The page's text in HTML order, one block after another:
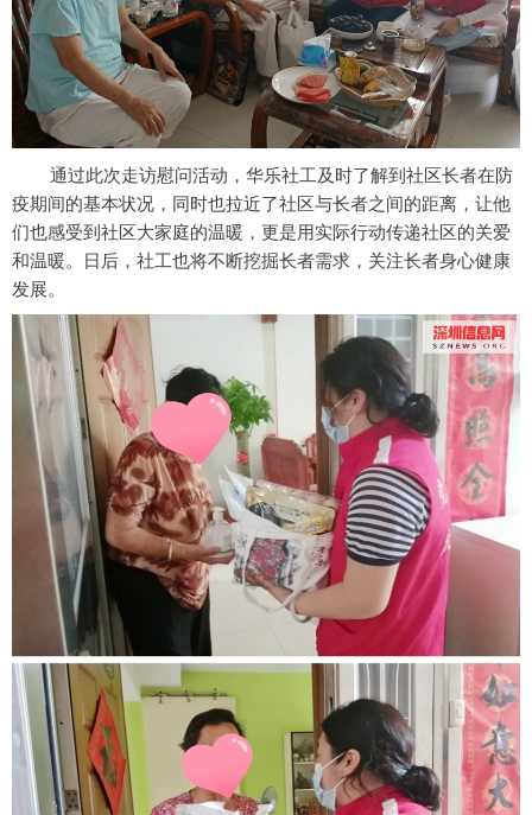
通过此次走访慰问活动，华乐社工及时了解到社区长者在防
疫期间的基本状况，同时也拉近了社区与长者之间的距离，让他
们也感受到社区大家庭的温暖，更是用实际行动传递社区的关爱
和温暖。日后，社工也将不断挖掘长者需求，关注长者身心健康
发展。